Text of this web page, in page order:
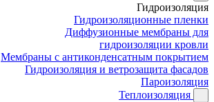
Гидроизоляция
Гидроизоляционные пленки
Диффузионные мембраны для
гидроизоляции кровли
Мембраны с антиконденсатным покрытием
Гидроизоляция и ветрозащита фасадов
Пароизоляция
Теплоизоляция